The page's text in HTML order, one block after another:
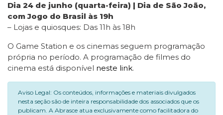
Dia 24 de junho (quarta-feira) | Dia de São João,
com Jogo do Brasil às 19h
– Lojas e quiosques: Das 11h às 18h
O Game Station e os cinemas seguem programação
própria no período. A programação de filmes do
cinema está disponível neste link.
Aviso Legal: Os conteúdos, informações e materiais divulgados
nesta seção são de inteira responsabilidade dos associados que os
publicam. A Abrasce atua exclusivamente como facilitadora do